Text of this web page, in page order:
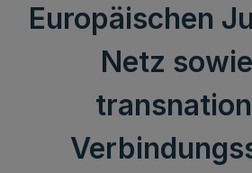
Europäischen
Netz